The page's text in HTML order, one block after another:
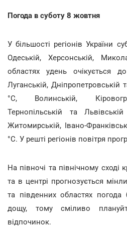
Погода в суботу 8 жовтня
У більшості регіонів України
Одеській, Херсонській,
областях удень очікується
Луганській, Дніпропетровській
°С, Волинській,
Тернопільській та
Житомирській, Івано-
°С. У решті регіонів повітря
На півночі та північному сході
та в центрі прогнозується
та південних областях
дощу, тому сміливо
відпочинок.